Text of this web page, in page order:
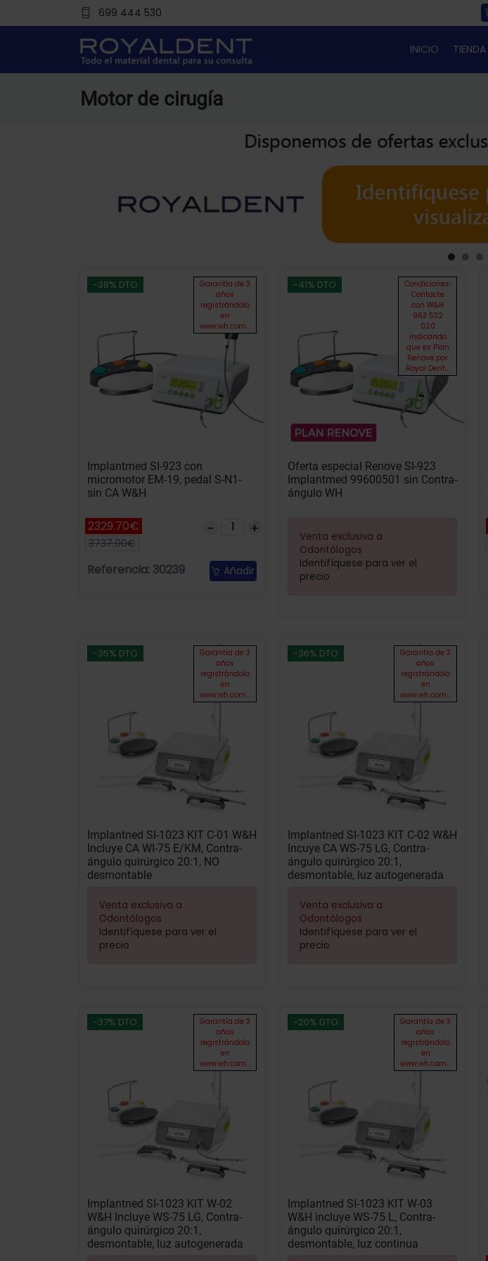
699 444 530
INICIO TIENDA
Motor de cirugía
-38% DTO
Garantía de 3
años
registrándolo
en
www.wh.com...
Implantmed SI-923 con
micromotor EM-19, pedal S-N1-
sin CA W&H
2329.70€
3737.00€
Referencia: 30239 Añadir
-41% DTO
Condiciones:
Contacte
con W&H
963 532
020
indicando
que es Plan
Renove por
Royal Dent...
Oferta especial Renove SI-923
Implantmed 99600501 sin Contra-
ángulo WH
Venta exclusiva a
Odontólogos
Identifíquese para ver el
precio
-35% DTO
Garantía de 3
años
registrándolo
en
www.wh.com...
Implantned SI-1023 KIT C-01 W&H
Incluye CA WI-75 E/KM, Contra-
ángulo quirúrgico 20:1, NO
desmontable
Venta exclusiva a
Odontólogos
Identifíquese para ver el
precio
-36% DTO
Garantía de 3
años
registrándolo
en
www.wh.com...
Implantned SI-1023 KIT C-02 W&H
Incuye CA WS-75 LG, Contra-
ángulo quirúrgico 20:1,
desmontable, luz autogenerada
Venta exclusiva a
Odontólogos
Identifíquese para ver el
precio
-37% DTO
Garantía de 3
años
registrándolo
en
www.wh.com...
Implantned SI-1023 KIT W-02
W&H Incluye WS-75 LG, Contra-
ángulo quirúrgico 20:1,
desmontable, luz autogenerada
-20% DTO
Garantía de 3
años
registrándolo
en
www.wh.com...
Implantned SI-1023 KIT W-03
W&H incluye WS-75 L, Contra-
ángulo quirúrgico 20:1,
desmontable, luz continua